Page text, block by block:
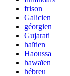
frison
Galicien
géorgien
Gujarati
haïtien
Haoussa
hawaïen
hébreu